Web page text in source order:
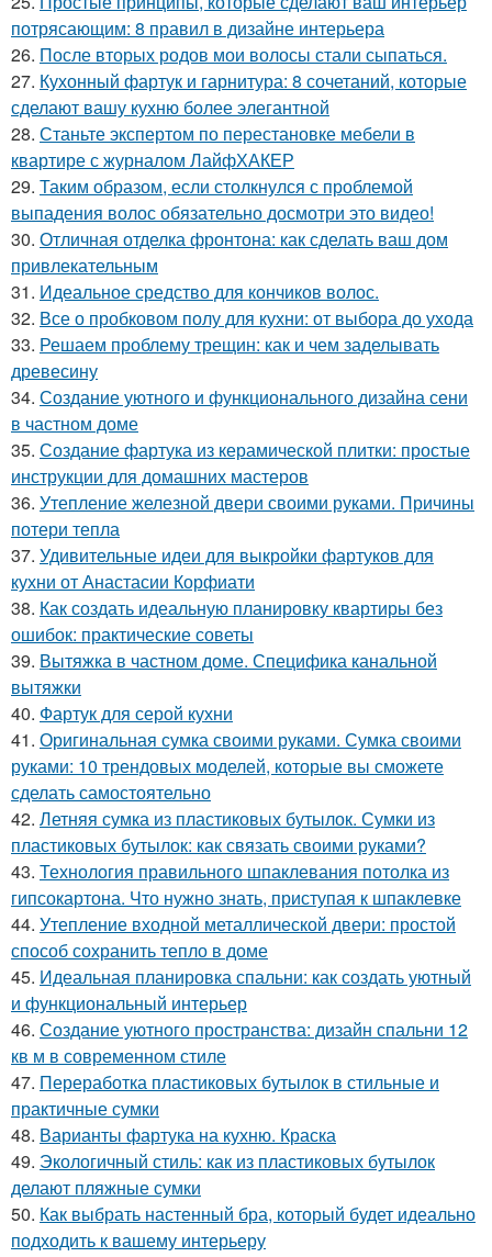
потрясающим: 8 правил в дизайне интерьера
26. После вторых родов мои волосы стали сыпаться.
27. Кухонный фартук и гарнитура: 8 сочетаний, которые
сделают вашу кухню более элегантной
28. Станьте экспертом по перестановке мебели в
квартире с журналом ЛайфХАКЕР
29. Таким образом, если столкнулся с проблемой
выпадения волос обязательно досмотри это видео!
30. Отличная отделка фронтона: как сделать ваш дом
привлекательным
31. Идеальное средство для кончиков волос.
32. Все о пробковом полу для кухни: от выбора до ухода
33. Решаем проблему трещин: как и чем заделывать
древесину
34. Создание уютного и функционального дизайна сени
в частном доме
35. Создание фартука из керамической плитки: простые
инструкции для домашних мастеров
36. Утепление железной двери своими руками. Причины
потери тепла
37. Удивительные идеи для выкройки фартуков для
кухни от Анастасии Корфиати
38. Как создать идеальную планировку квартиры без
ошибок: практические советы
39. Вытяжка в частном доме. Специфика канальной
вытяжки
40. Фартук для серой кухни
41. Оригинальная сумка своими руками. Сумка своими
руками: 10 трендовых моделей, которые вы сможете
сделать самостоятельно
42. Летняя сумка из пластиковых бутылок. Сумки из
пластиковых бутылок: как связать своими руками?
43. Технология правильного шпаклевания потолка из
гипсокартона. Что нужно знать, приступая к шпаклевке
44. Утепление входной металлической двери: простой
способ сохранить тепло в доме
45. Идеальная планировка спальни: как создать уютный
и функциональный интерьер
46. Создание уютного пространства: дизайн спальни 12
кв м в современном стиле
47. Переработка пластиковых бутылок в стильные и
практичные сумки
48. Варианты фартука на кухню. Краска
49. Экологичный стиль: как из пластиковых бутылок
делают пляжные сумки
50. Как выбрать настенный бра, который будет идеально
подходить к вашему интерьеру